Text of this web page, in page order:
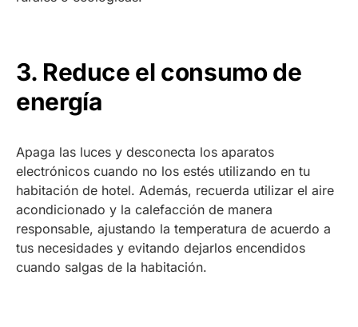
3. Reduce el consumo de
energía
Apaga las luces y desconecta los aparatos
electrónicos cuando no los estés utilizando en tu
habitación de hotel. Además, recuerda utilizar el aire
acondicionado y la calefacción de manera
responsable, ajustando la temperatura de acuerdo a
tus necesidades y evitando dejarlos encendidos
cuando salgas de la habitación.